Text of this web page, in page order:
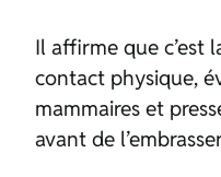
Il affirme que c’est
contact physique,
mammaires et
avant de